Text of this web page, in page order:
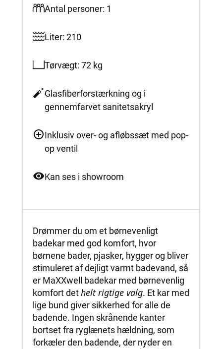
Antal personer: 1
Liter: 210
Tørvægt: 72 kg
Glasfiberforstærkning og i
gennemfarvet sanitetsakryl
Inklusiv over- og afløbssæt med pop-
op ventil
Kan ses i showroom
Drømmer du om et børnevenligt
badekar med god komfort, hvor
børnene bader, pjasker, hygger og bliver
stimuleret af dejligt varmt badevand, så
er MaXXwell badekar med børnevenlig
komfort dethelt rigtige valg. Et kar med
lige bund giver sikkerhed for alle de
badende. Ingen skrånende kanter
bortset fra ryglænets hældning, som
forkæler den badende, der nyder en